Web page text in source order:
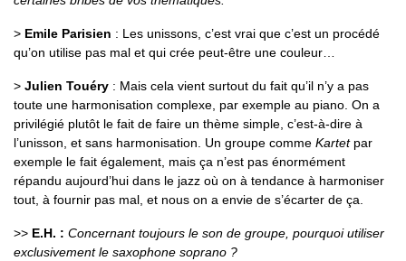
> Emile Parisien : Les unissons, c’est vrai que c’est un procédé
qu’on utilise pas mal et qui crée peut-être une couleur…
> Julien Touéry : Mais cela vient surtout du fait qu’il n’y a pas
toute une harmonisation complexe, par exemple au piano. On a
privilégié plutôt le fait de faire un thème simple, c’est-à-dire à
l’unisson, et sans harmonisation. Un groupe comme Kartetpar
exemple le fait également, mais ça n’est pas énormément
répandu aujourd’hui dans le jazz où on à tendance à harmoniser
tout, à fournir pas mal, et nous on a envie de s’écarter de ça.
>> E.H. : Concernant toujours le son de groupe, pourquoi utiliser
exclusivement le saxophone soprano ?